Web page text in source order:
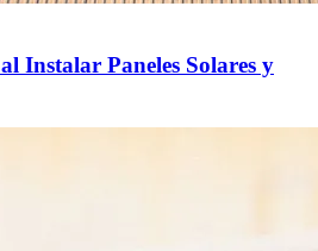
Instalar Paneles Solares y